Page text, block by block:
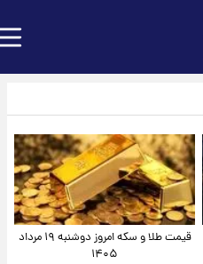
قیمت طلا و سکه امروز دوشنبه ۱۹ مرداد
۱۴۰۵